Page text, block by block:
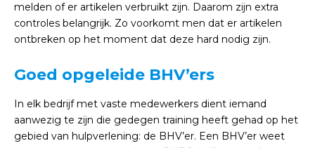
melden of er artikelen verbruikt zijn. Daarom zijn extra
controles belangrijk. Zo voorkomt men dat er artikelen
ontbreken op het moment dat deze hard nodig zijn.
Goed opgeleide BHV’ers
In elk bedrijf met vaste medewerkers dient iemand
aanwezig te zijn die gedegen training heeft gehad op het
gebied van hulpverlening: de BHV’er. Een BHV’er weet